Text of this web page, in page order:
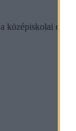
a középiskolai